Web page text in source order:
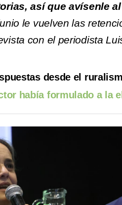
así que avísenle
le vuelven las
con el periodista
desde el
había formulado a la